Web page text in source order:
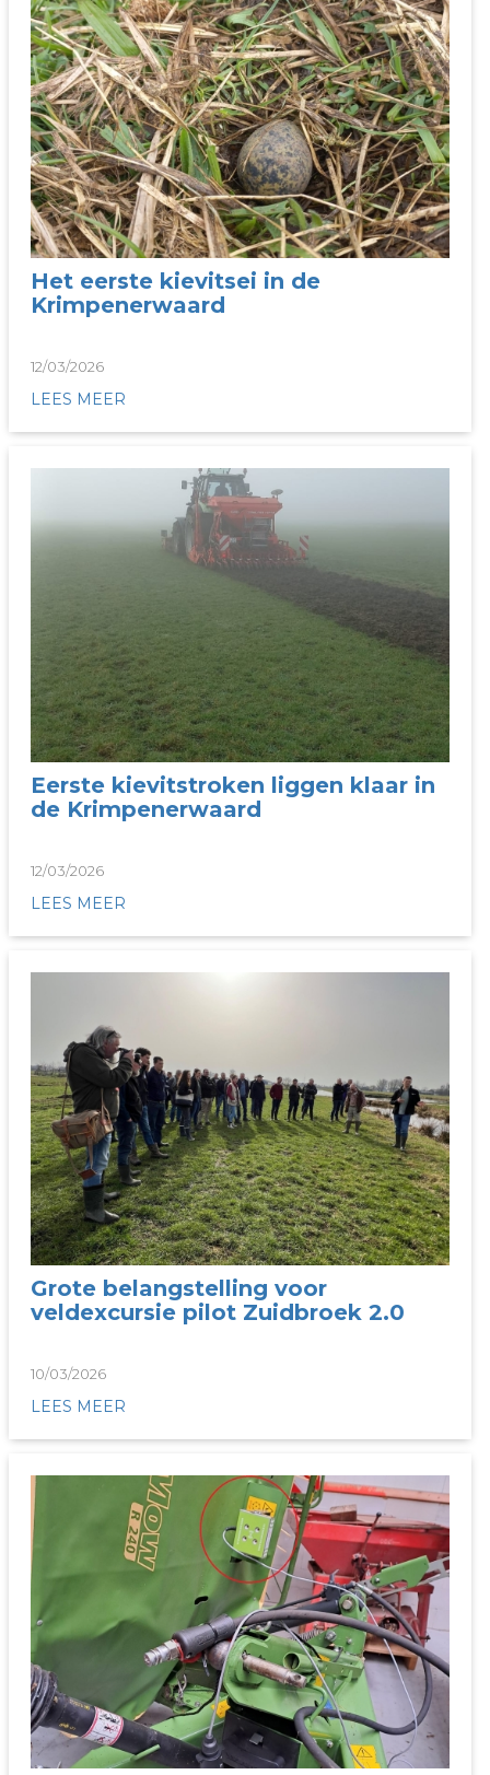
Het eerste kievitsei in de
Krimpenerwaard
12/03/2026
LEES MEER
Eerste kievitstroken liggen klaar in
de Krimpenerwaard
12/03/2026
LEES MEER
Grote belangstelling voor
veldexcursie pilot Zuidbroek 2.0
10/03/2026
LEES MEER